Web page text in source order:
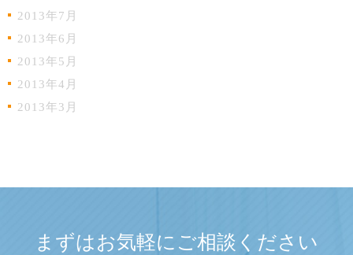
2013年7月
2013年6月
2013年5月
2013年4月
2013年3月
まずはお気軽にご相談ください